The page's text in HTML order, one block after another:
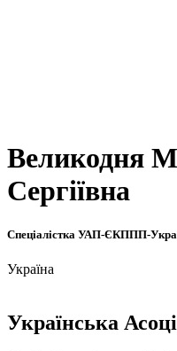
Великодня
Сергіївна
Спеціалістка УАП-ЄКППП-
Україна
Українська